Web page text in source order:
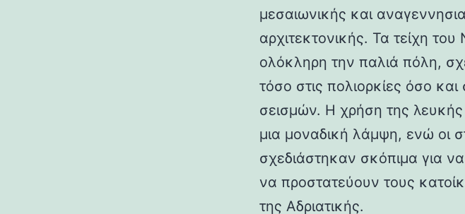
μεσαιωνικής και
αρχιτεκτονικής. Τα τείχη
ολόκληρη την παλιά πόλη,
τόσο στις πολιορκίες όσο
σεισμών. Η χρήση της λευκής
μια μοναδική λάμψη, ενώ οι
σχεδιάστηκαν σκόπιμα για
να προστατεύουν τους
της Αδριατικής.